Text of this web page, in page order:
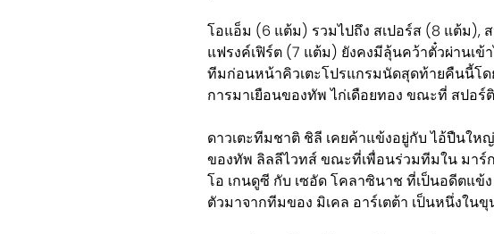
โอแอ็ม (6 แต้ม) รวมไปถึง สเปอร์ส (8 แต้ม),
แฟรงค์เฟิร์ต (7 แต้ม) ยังคงมีลุ้นคว้าตั๋วผ่านเ
ทีมก่อนหน้าคิวเตะโปรแกรมนัดสุดท้ายคืนนี้โ
การมาเยือนของทัพ ไก่เดือยทอง ขณะที่ สปอร์
ดาวเตะทีมชาติ ชิลี เคยค้าแข้งอยู่กับ ไอ้ปืนให
ของทัพ ลิลลีไวทส์ ขณะที่เพื่อนร่วมทีมใน มาร์ก
โอ เกนดูซี กับ เซอัด โคลาซินาช ที่เป็นอดีตแข้
ตัวมาจากทีมของ มิเคล อาร์เตต้า เป็นหนึ่งใน